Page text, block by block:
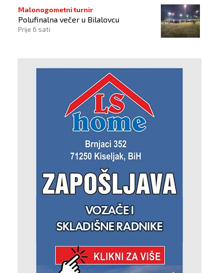
Malonogometni turnir
Polufinalna večer u Bilalovcu
Prije 6 sati